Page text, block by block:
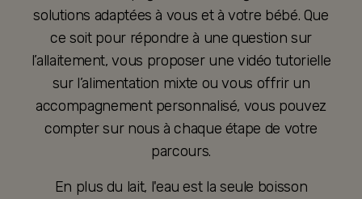
solutions adaptées à vous et à votre bébé. Que
ce soit pour répondre à une question sur
l’allaitement, vous proposer une vidéo tutorielle
sur l’alimentation mixte ou vous offrir un
accompagnement personnalisé, vous pouvez
compter sur nous à chaque étape de votre
parcours.
En plus du lait, l'eau est la seule boisson